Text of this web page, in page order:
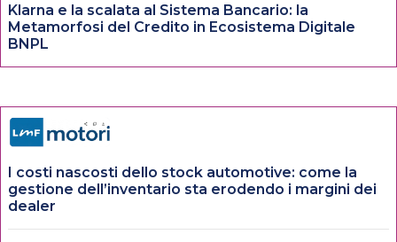
Klarna e la scalata al Sistema Bancario: la
Metamorfosi del Credito in Ecosistema Digitale
BNPL
I costi nascosti dello stock automotive: come la
gestione dell’inventario sta erodendo i margini dei
dealer